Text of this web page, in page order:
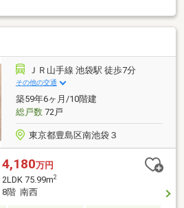
りも一新です!◇25㎡の広々とした専
です!◇夜間オートロック完備で安心
～～～～～～～～～～～～～～～～
0円から購入可!長期低金利50年ロー
、住宅ローンご相談下さい!◆車で
宅まで送迎も可!◆年中無休!即日対
ます!◆5000円QUOプレゼントキャ
テレビ等でCM放映♪
ＪＲ山手線 池袋駅 徒歩7分
その他の交通
築59年6ヶ月/10階建
総戸数72戸
東京都豊島区南池袋３
4,180万円
2LDK 75.99m2
8階 南西